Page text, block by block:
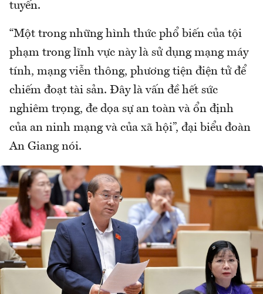
tuyến.
“Một trong những hình thức phổ biến của tội
phạm trong lĩnh vực này là sử dụng mạng máy
tính, mạng viễn thông, phương tiện điện tử để
chiếm đoạt tài sản. Đây là vấn đề hết sức
nghiêm trọng, đe dọa sự an toàn và ổn định
của an ninh mạng và của xã hội”, đại biểu đoàn
An Giang nói.